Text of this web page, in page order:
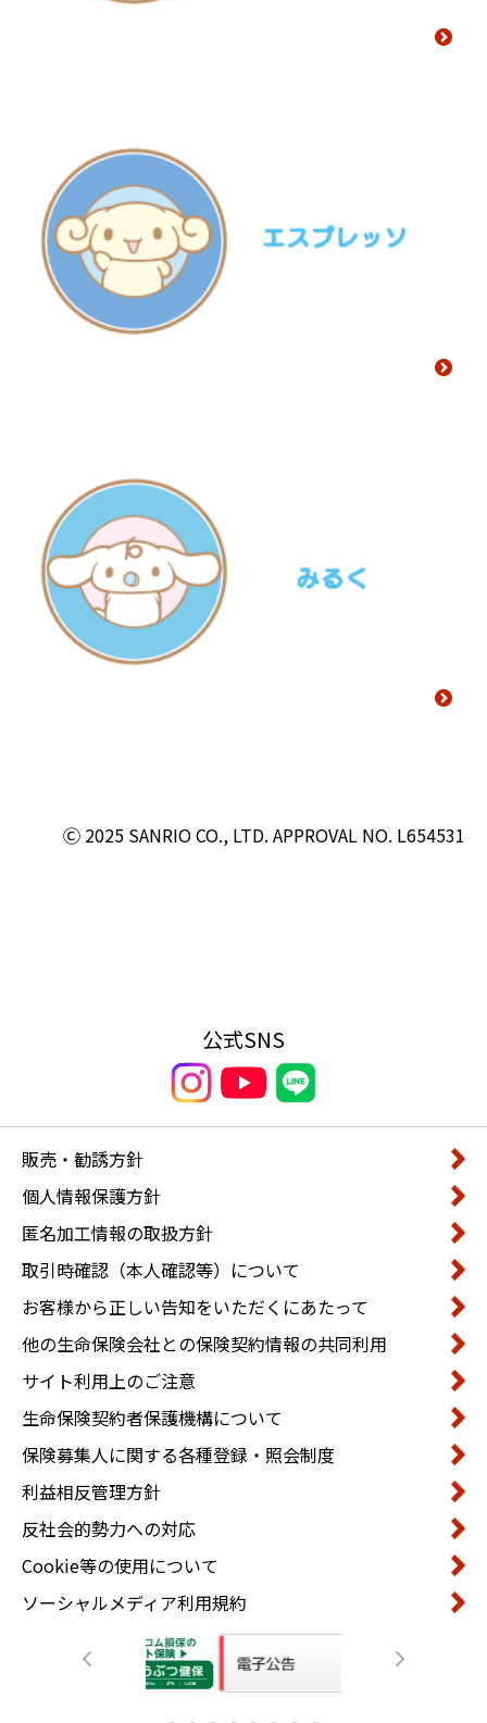
Ⓒ 2025 SANRIO CO., LTD. APPROVAL NO. L654531
公式SNS
販売・勧誘方針
個人情報保護方針
匿名加工情報の取扱方針
取引時確認（本人確認等）について
お客様から正しい告知をいただくにあたって
他の生命保険会社との保険契約情報の共同利用
サイト利用上のご注意
生命保険契約者保護機構について
保険募集人に関する各種登録・照会制度
利益相反管理方針
反社会的勢力への対応
Cookie等の使用について
ソーシャルメディア利用規約